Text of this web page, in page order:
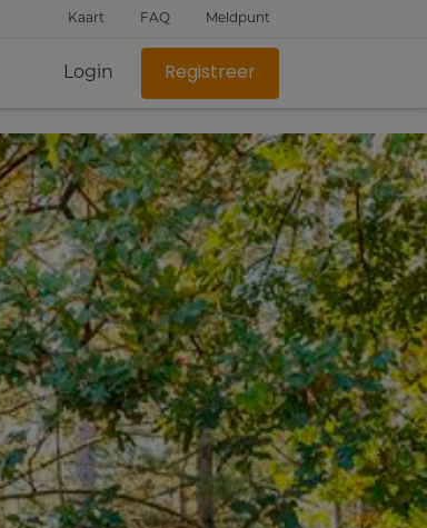
Kaart FAQ Meldpunt
Login Registreer